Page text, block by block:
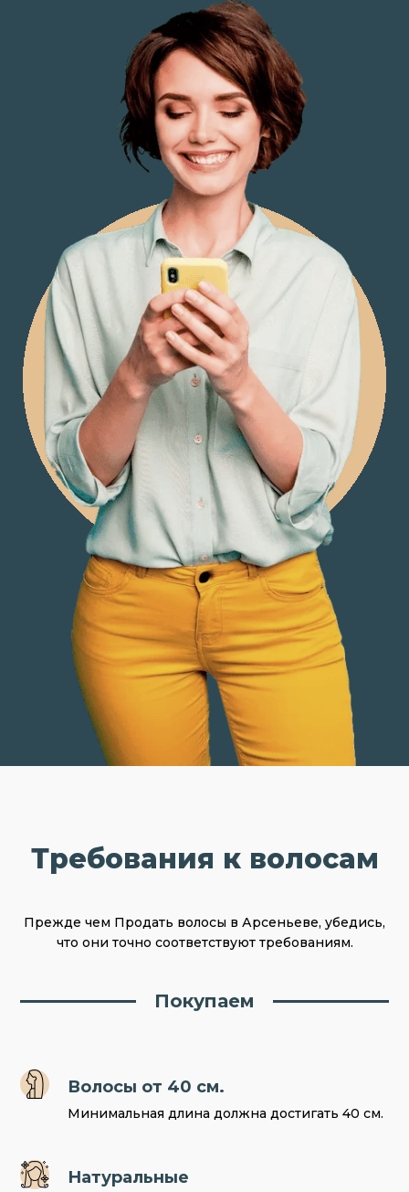
Требования к волосам
Прежде чем Продать волосы в Арсеньеве, убедись,
что они точно соответствуют требованиям.
Покупаем
Волосы от 40 см.
Минимальная длина должна достигать 40 см.
Натуральные